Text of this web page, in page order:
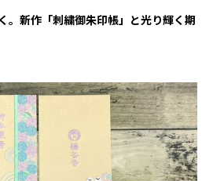
。新作「刺繍御朱印帳」と光り輝く期